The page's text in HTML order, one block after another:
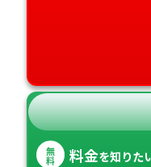
無
料 料金を知りた